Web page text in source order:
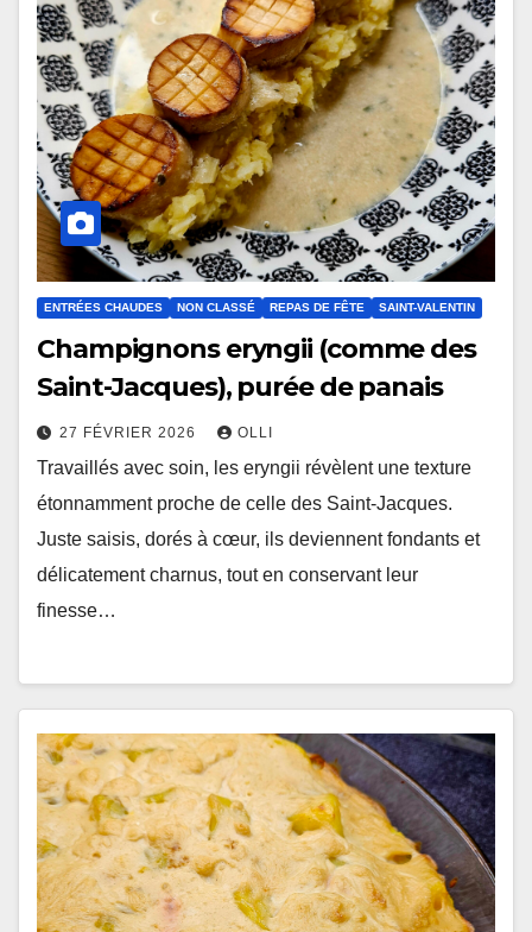
ENTRÉES CHAUDES NON CLASSÉ REPAS DE FÊTE SAINT-VALENTIN
Champignons eryngii (comme des
Saint-Jacques), purée de panais
27 FÉVRIER 2026 OLLI
Travaillés avec soin, les eryngii révèlent une texture
étonnamment proche de celle des Saint-Jacques.
Juste saisis, dorés à cœur, ils deviennent fondants et
délicatement charnus, tout en conservant leur
finesse…